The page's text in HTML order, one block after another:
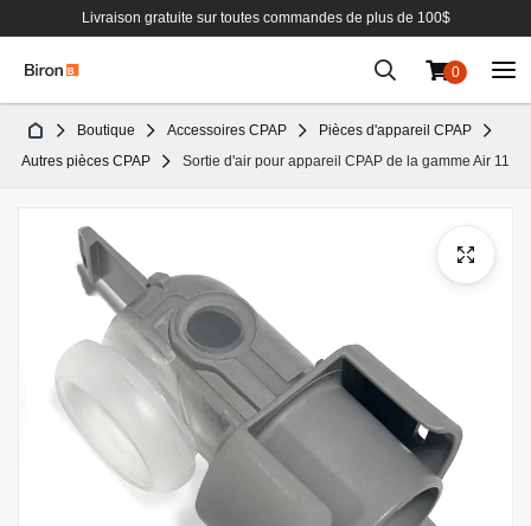
Livraison gratuite sur toutes commandes de plus de 100$
0
au
contenu
Boutique Accessoires CPAP
Pièces d'appareil CPAP
Autres pièces CPAP
Sortie d'air pour appareil CPAP de la gamme Air 11
d’images